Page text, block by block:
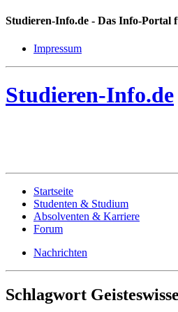
Studieren-Info.de - Das Info-Portal
Impressum
Studieren-Info.de
Startseite
Studenten & Studium
Absolventen & Karriere
Forum
Nachrichten
Schlagwort